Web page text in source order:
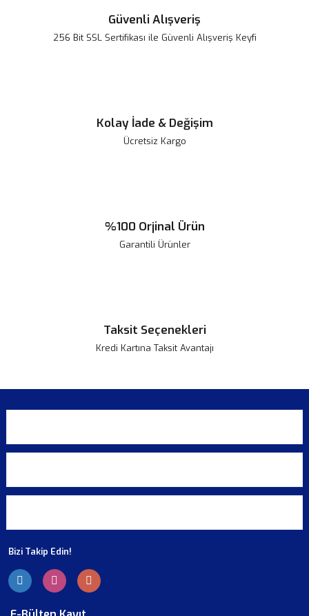
Güvenli Alışveriş
256 Bit SSL Sertifikası ile Güvenli Alışveriş Keyfi
Kolay İade & Değişim
Ücretsiz Kargo
%100 Orjinal Ürün
Garantili Ürünler
Taksit Seçenekleri
Kredi Kartına Taksit Avantajı
Bizi Takip Edin!